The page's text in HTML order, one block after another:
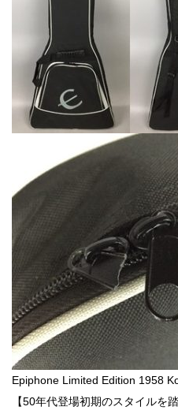
Epiphone Limited Edition 1958
【50年代登場初期のスタイルを踏